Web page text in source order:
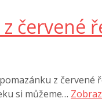
červené
z červené
si můžeme…